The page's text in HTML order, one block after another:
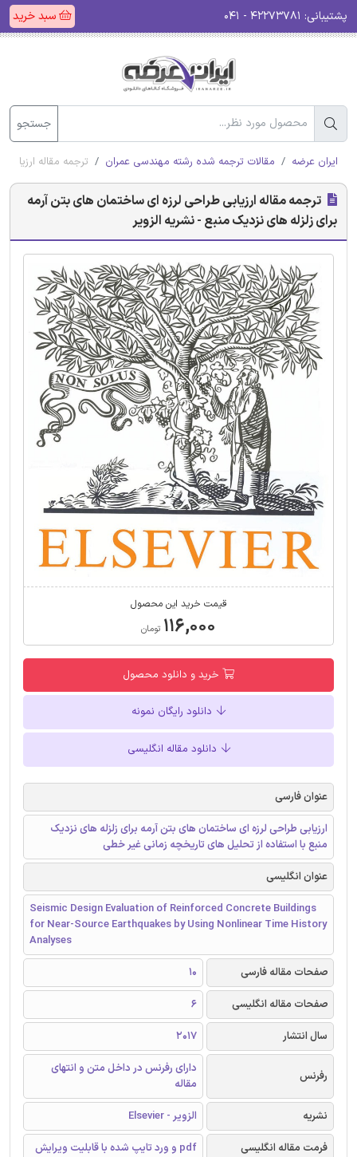
پشتیبانی: سبد خرید
جستجو
ایران عرضه مقالات ترجمه شده رشته مهندسی عمران ترجمه مقاله
ترجمه مقاله ارزیابی طراحی لرزه ای ساختمان های بتن آرمه
برای زلزله های نزدیک منبع - نشریه الزویر
قیمت خرید این محصول
۱۱۶,۰۰۰ تومان
خرید و دانلود محصول
دانلود رایگان نمونه
دانلود مقاله انگلیسی
عنوان فارسی
ارزیابی طراحی لرزه ای ساختمان های بتن آرمه برای زلزله های نزدیک
منبع با استفاده از تحلیل های تاریخچه زمانی غیر خطی
عنوان انگلیسی
Seismic Design Evaluation of Reinforced Concrete Buildings
for Near-Source Earthquakes by Using Nonlinear Time History
Analyses
صفحات مقاله فارسی
10
صفحات مقاله انگلیسی
6
سال انتشار
2017
رفرنس
دارای رفرنس در داخل متن و انتهای
مقاله
نشریه
الزویر - Elsevier
فرمت مقاله انگلیسی
pdf و ورد تایپ شده با قابلیت ویرایش